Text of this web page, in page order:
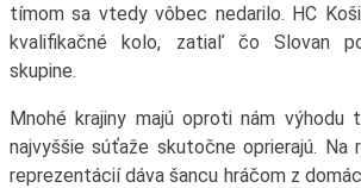
tímom sa vtedy vôbec nedarilo. HC
kvalifikačné kolo, zatiaľ čo Slovan
skupine.
Mnohé krajiny majú oproti nám výhodu
najvyššie súťaže skutočne oprierajú. Na
reprezentácií dáva šancu hráčom z